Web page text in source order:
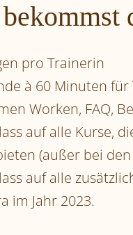
pro Trainerin
à 60 Minuten
Worken, FAQ,
auf alle Kurse,
(außer bei
auf alle
im Jahr 2023.